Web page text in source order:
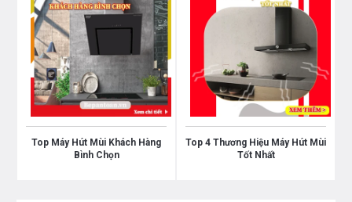
Bạn quan tâm tới sản phẩm máy hút mùi cũng như
các sản phẩm thiết bị nhà bếp và thiết bị phòng
tắm vui lòng liên hệ với chúng tôi theohotline
0976665669 - 0912331335
để có giá tốt nhất hoặc
trực tiếp đến địa chỉ hệ thống của Bếp an toàn để
được tư vấn tốt nhất từ các nhân viên bán hàng
của chúng tôi
Top Máy Hút Mùi Khách Hàng
Bình Chọn
Top 4 Thương Hiệu Máy Hút Mùi
Tốt Nhất